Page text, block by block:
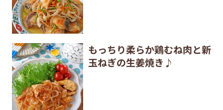
もっちり柔らか鶏むね肉と新
玉ねぎの生姜焼き♪